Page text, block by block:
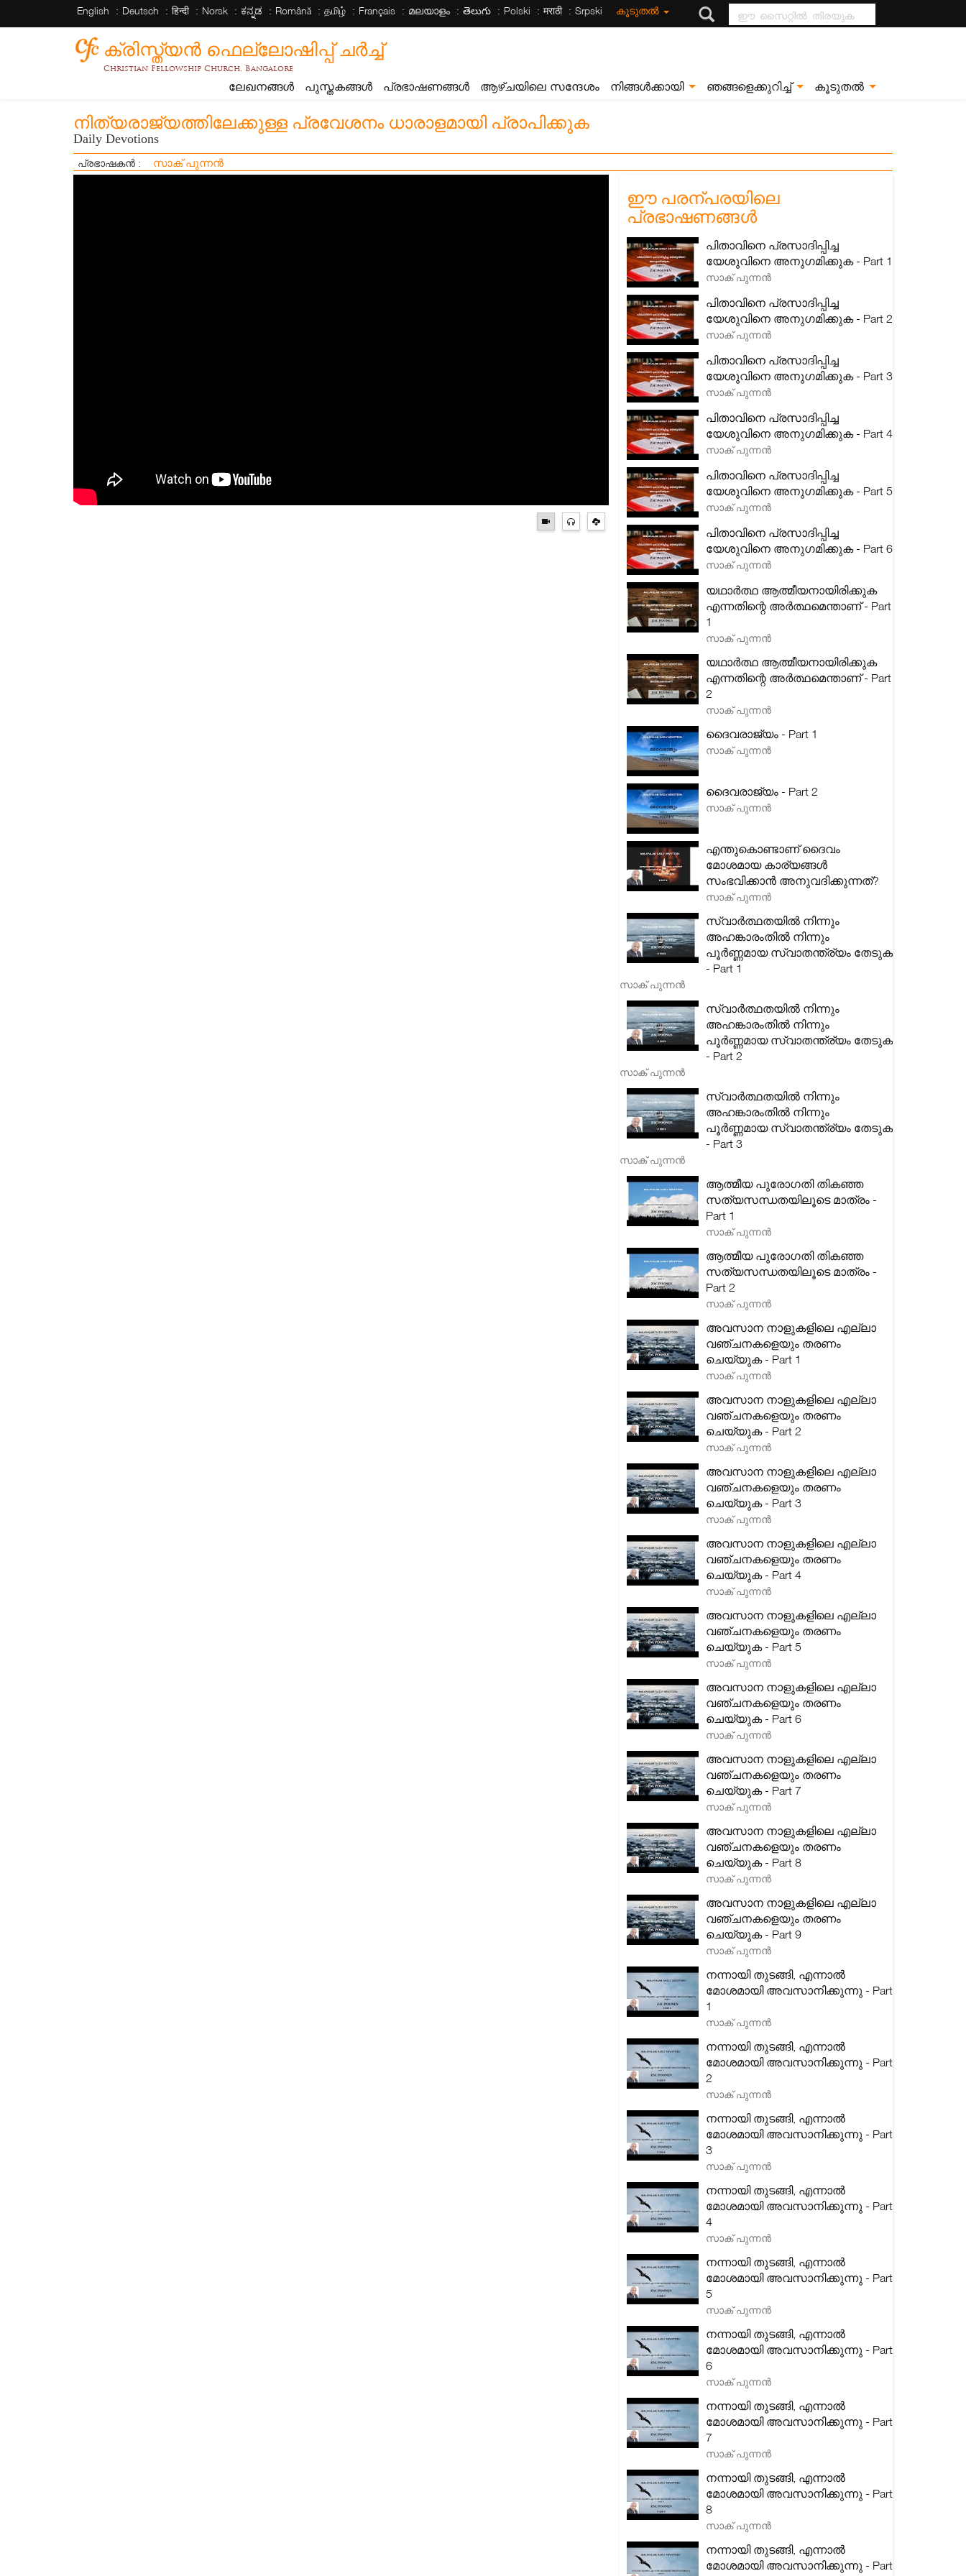
English Deutsch हिन्दी Norsk ಕನ್ನಡ Română தமிழ் Français മലയാളം తెలుగు Polski मराठी Srpski കൂടുതൽ
ഈ സൈറ്റിൽ
തിരയുക
ക്രിസ്ത്യന്‍ ഫെല്ലോഷിപ്പ് ചര്‍ച്ച്
Christian Fellowship Church, Bangalore
ലേഖനങ്ങൾ പുസ്തകങ്ങൾ പ്രഭാഷണങ്ങൾ ആഴ്ചയിലെ സന്ദേശം നിങ്ങൾക്കായി ഞങ്ങളെക്കുറിച്ച് കൂടുതൽ
നിത്യരാജ്യത്തിലേക്കുള്ള പ്രവേശനം ധാരാളമായി പ്രാപിക്കുക
Daily Devotions
പ്രഭാഷകൻ : സാക് പുന്നൻ
ഈ പരന്പരയിലെ
പ്രഭാഷണങ്ങൾ
പിതാവിനെ പ്രസാദിപ്പിച്ച
യേശുവിനെ അനുഗമിക്കുക - Part 1
സാക് പുന്നൻ
പിതാവിനെ പ്രസാദിപ്പിച്ച
യേശുവിനെ അനുഗമിക്കുക - Part 2
സാക് പുന്നൻ
പിതാവിനെ പ്രസാദിപ്പിച്ച
യേശുവിനെ അനുഗമിക്കുക - Part 3
സാക് പുന്നൻ
പിതാവിനെ പ്രസാദിപ്പിച്ച
യേശുവിനെ അനുഗമിക്കുക - Part 4
സാക് പുന്നൻ
പിതാവിനെ പ്രസാദിപ്പിച്ച
യേശുവിനെ അനുഗമിക്കുക - Part 5
സാക് പുന്നൻ
പിതാവിനെ പ്രസാദിപ്പിച്ച
യേശുവിനെ അനുഗമിക്കുക - Part 6
സാക് പുന്നൻ
യഥാർത്ഥ ആത്മീയനായിരിക്കുക
എന്നതിന്റെ അർത്ഥമെന്താണ് - Part
1
സാക് പുന്നൻ
യഥാർത്ഥ ആത്മീയനായിരിക്കുക
എന്നതിന്റെ അർത്ഥമെന്താണ് - Part
2
സാക് പുന്നൻ
ദൈവരാജ്യം - Part 1
സാക് പുന്നൻ
ദൈവരാജ്യം - Part 2
സാക് പുന്നൻ
എന്തുകൊണ്ടാണ് ദൈവം
മോശമായ കാര്യങ്ങൾ
സംഭവിക്കാൻ അനുവദിക്കുന്നത്?
സാക് പുന്നൻ
സ്വാർത്ഥതയിൽ നിന്നും
അഹങ്കാരംതിൽ നിന്നും
പൂർണ്ണമായ സ്വാതന്ത്ര്യം തേടുക
- Part 1
സാക് പുന്നൻ
സ്വാർത്ഥതയിൽ നിന്നും
അഹങ്കാരംതിൽ നിന്നും
പൂർണ്ണമായ സ്വാതന്ത്ര്യം തേടുക
- Part 2
സാക് പുന്നൻ
സ്വാർത്ഥതയിൽ നിന്നും
അഹങ്കാരംതിൽ നിന്നും
പൂർണ്ണമായ സ്വാതന്ത്ര്യം തേടുക
- Part 3
സാക് പുന്നൻ
ആത്മീയ പുരോഗതി തികഞ്ഞ
സത്യസന്ധതയിലൂടെ മാത്രം -
Part 1
സാക് പുന്നൻ
ആത്മീയ പുരോഗതി തികഞ്ഞ
സത്യസന്ധതയിലൂടെ മാത്രം -
Part 2
സാക് പുന്നൻ
അവസാന നാളുകളിലെ എല്ലാ
വഞ്ചനകളെയും തരണം
ചെയ്യുക - Part 1
സാക് പുന്നൻ
അവസാന നാളുകളിലെ എല്ലാ
വഞ്ചനകളെയും തരണം
ചെയ്യുക - Part 2
സാക് പുന്നൻ
അവസാന നാളുകളിലെ എല്ലാ
വഞ്ചനകളെയും തരണം
ചെയ്യുക - Part 3
സാക് പുന്നൻ
അവസാന നാളുകളിലെ എല്ലാ
വഞ്ചനകളെയും തരണം
ചെയ്യുക - Part 4
സാക് പുന്നൻ
അവസാന നാളുകളിലെ എല്ലാ
വഞ്ചനകളെയും തരണം
ചെയ്യുക - Part 5
സാക് പുന്നൻ
അവസാന നാളുകളിലെ എല്ലാ
വഞ്ചനകളെയും തരണം
ചെയ്യുക - Part 6
സാക് പുന്നൻ
അവസാന നാളുകളിലെ എല്ലാ
വഞ്ചനകളെയും തരണം
ചെയ്യുക - Part 7
സാക് പുന്നൻ
അവസാന നാളുകളിലെ എല്ലാ
വഞ്ചനകളെയും തരണം
ചെയ്യുക - Part 8
സാക് പുന്നൻ
അവസാന നാളുകളിലെ എല്ലാ
വഞ്ചനകളെയും തരണം
ചെയ്യുക - Part 9
സാക് പുന്നൻ
നന്നായി തുടങ്ങി, എന്നാൽ
മോശമായി അവസാനിക്കുന്നു - Part
1
സാക് പുന്നൻ
നന്നായി തുടങ്ങി, എന്നാൽ
മോശമായി അവസാനിക്കുന്നു - Part
2
സാക് പുന്നൻ
നന്നായി തുടങ്ങി, എന്നാൽ
മോശമായി അവസാനിക്കുന്നു - Part
3
സാക് പുന്നൻ
നന്നായി തുടങ്ങി, എന്നാൽ
മോശമായി അവസാനിക്കുന്നു - Part
4
സാക് പുന്നൻ
നന്നായി തുടങ്ങി, എന്നാൽ
മോശമായി അവസാനിക്കുന്നു - Part
5
സാക് പുന്നൻ
നന്നായി തുടങ്ങി, എന്നാൽ
മോശമായി അവസാനിക്കുന്നു - Part
6
സാക് പുന്നൻ
നന്നായി തുടങ്ങി, എന്നാൽ
മോശമായി അവസാനിക്കുന്നു - Part
7
സാക് പുന്നൻ
നന്നായി തുടങ്ങി, എന്നാൽ
മോശമായി അവസാനിക്കുന്നു - Part
8
സാക് പുന്നൻ
നന്നായി തുടങ്ങി, എന്നാൽ
മോശമായി അവസാനിക്കുന്നു - Part